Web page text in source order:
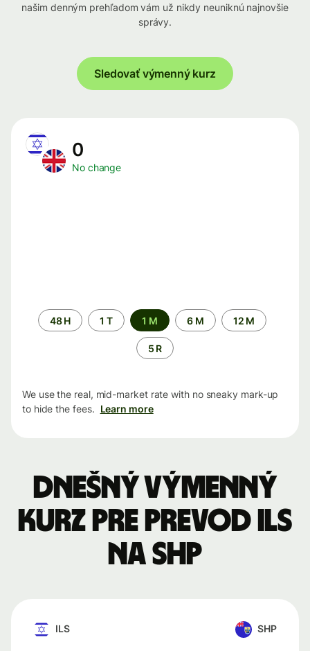
našim denným prehľadom vám už nikdy neuniknú najnovšie
správy.
Sledovať výmenný kurz
0
No change
Time
period
48 H 1 T 1 M 6 M 12 M
5 R
We use the real, mid-market rate with no sneaky mark-up
to hide the fees. Learn more
Dnešný výmenný
kurz pre prevod ILS
na SHP
ILS SHP